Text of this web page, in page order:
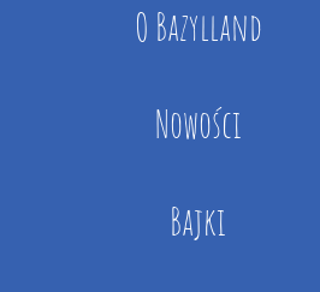
O Bazylland
Nowości
Bajki